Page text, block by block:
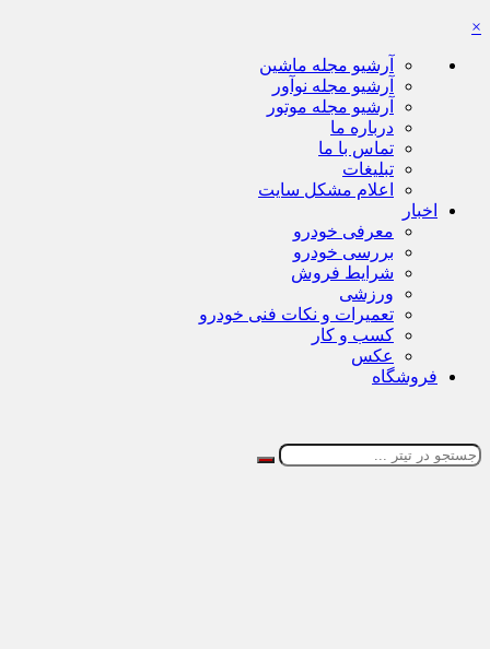
×
آرشیو مجله ماشین
آرشیو مجله نوآور
آرشیو مجله موتور
درباره ما
تماس با ما
تبلیغات
اعلام مشکل سایت
اخبار
معرفی خودرو
بررسی خودرو
شرایط فروش
ورزشی
تعمیرات و نکات فنی خودرو
کسب و کار
عکس
فروشگاه